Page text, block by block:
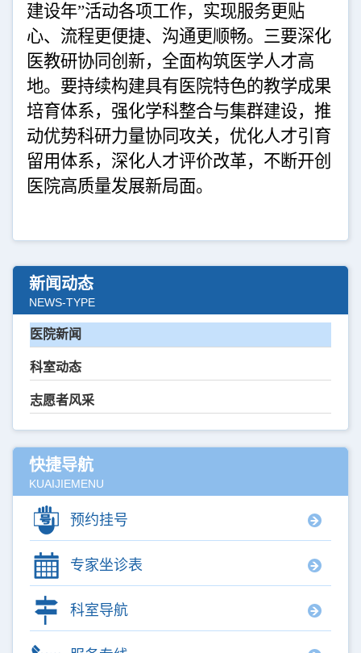
建设年”活动各项工作，实现服务更贴
心、流程更便捷、沟通更顺畅。三要深化
医教研协同创新，全面构筑医学人才高
地。要持续构建具有医院特色的教学成果
培育体系，强化学科整合与集群建设，推
动优势科研力量协同攻关，优化人才引育
留用体系，深化人才评价改革，不断开创
医院高质量发展新局面。
新闻动态
NEWS-TYPE
医院新闻
科室动态
志愿者风采
快捷导航
KUAIJIEMENU
预约挂号
专家坐诊表
科室导航